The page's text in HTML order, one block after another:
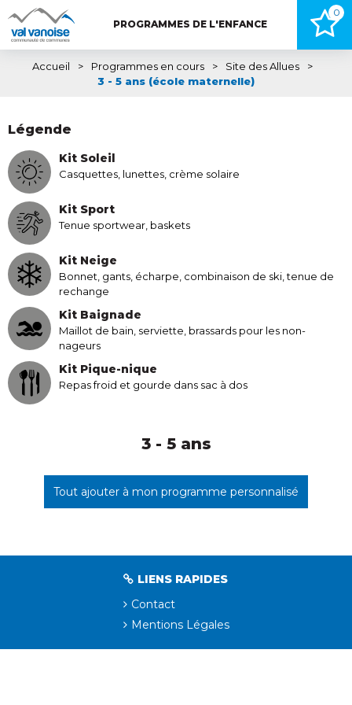
PROGRAMMES DE L'ENFANCE
0
Accueil > Programmes en cours > Site des Allues
>
3 - 5 ans (école maternelle)
Légende
Casquettes, lunettes, crème solaire
Kit Soleil
Tenue sportwear, baskets
Kit Sport
Bonnet, gants, écharpe, combinaison de ski, tenue de
rechange
Kit Neige
Maillot de bain, serviette, brassards pour les non-
nageurs
Kit Baignade
Repas froid et gourde dans sac à dos
Kit Pique-nique
3 - 5 ans
Tout ajouter à mon programme personnalisé
LIENS RAPIDES
Contact
Mentions Légales